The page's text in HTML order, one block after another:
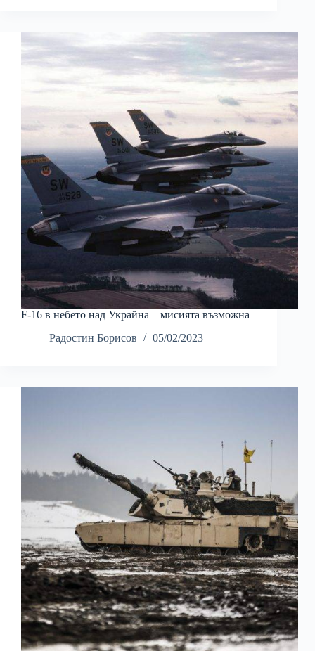
F-16 в небето над Украйна – мисията възможна
Радостин Борисов
05/02/2023